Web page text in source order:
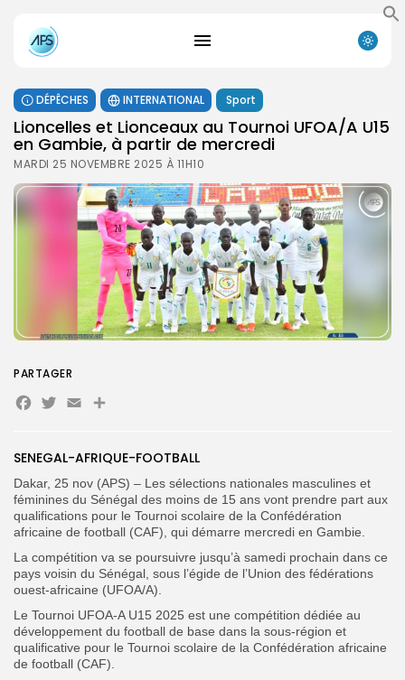
for:
FR
DÉPÊCHES INTERNATIONAL Sport
Lioncelles et Lionceaux au Tournoi UFOA/A U15
en Gambie, à partir de mercredi
MARDI 25 NOVEMBRE 2025 À 11H10
SENEGAL-AFRIQUE-FOOTBALL
Dakar, 25 nov (APS) – Les sélections nationales masculines et
féminines du Sénégal des moins de 15 ans vont prendre part aux
qualifications pour le Tournoi scolaire de la Confédération
africaine de football (CAF), qui démarre mercredi en Gambie.
La compétition va se poursuivre jusqu’à samedi prochain dans ce
pays voisin du Sénégal, sous l’égide de l’Union des fédérations
ouest-africaine (UFOA/A).
Le Tournoi UFOA-A U15 2025 est une compétition dédiée au
développement du football de base dans la sous-région et
qualificative pour le Tournoi scolaire de la Confédération africaine
de football (CAF).
PARTAGER
Facebook
Twitter
EmailPartager